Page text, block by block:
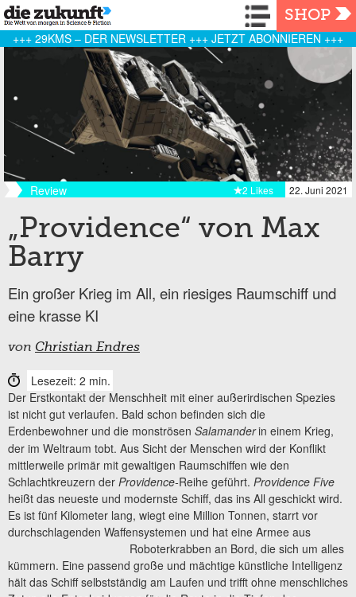
Navigation
SHOP
+++ 29KMS – DER NEWSLETTER +++ JETZT ABONNIEREN +++
Review 22. Juni 2021
2 Likes
„Providence“ von Max
Barry
Ein großer Krieg im All, ein riesiges Raumschiff und
eine krasse KI
von Christian Endres
Lesezeit: 2 min.
Der Erstkontakt der Menschheit mit einer außerirdischen Spezies
ist nicht gut verlaufen. Bald schon befinden sich die
Erdenbewohner und die monströsen Salamanderin einem Krieg,
der im Weltraum tobt. Aus Sicht der Menschen wird der Konflikt
mittlerweile primär mit gewaltigen Raumschiffen wie den
Schlachtkreuzern der Providence-Reihe geführt. Providence Five
heißt das neueste und modernste Schiff, das ins All geschickt wird.
Es ist fünf Kilometer lang, wiegt eine Million Tonnen, starrt vor
durchschlagenden Waffensystemen und hat eine Armee aus
Roboterkrabben an Bord, die sich um alles
kümmern. Eine passend große und mächtige künstliche Intelligenz
hält das Schiff selbstständig am Laufen und trifft ohne menschliches